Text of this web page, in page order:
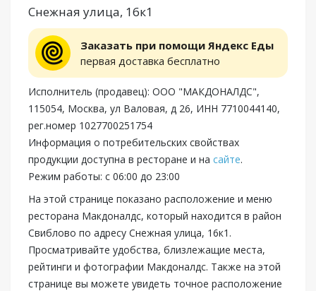
Снежная улица, 16к1
Заказать при помощи Яндекс Еды
первая доставка бесплатно
Исполнитель (продавец): ООО "МАКДОНАЛДС",
115054, Москва, ул Валовая, д 26, ИНН 7710044140,
рег.номер 1027700251754
Информация о потребительских свойствах
продукции доступна в ресторане и на сайте.
Режим работы: с 06:00 до 23:00
На этой странице показано расположение и меню
ресторана Макдоналдс, который находится в район
Свиблово по адресу Снежная улица, 16к1.
Просматривайте удобства, близлежащие места,
рейтинги и фотографии Макдоналдс. Также на этой
странице вы можете увидеть точное расположение